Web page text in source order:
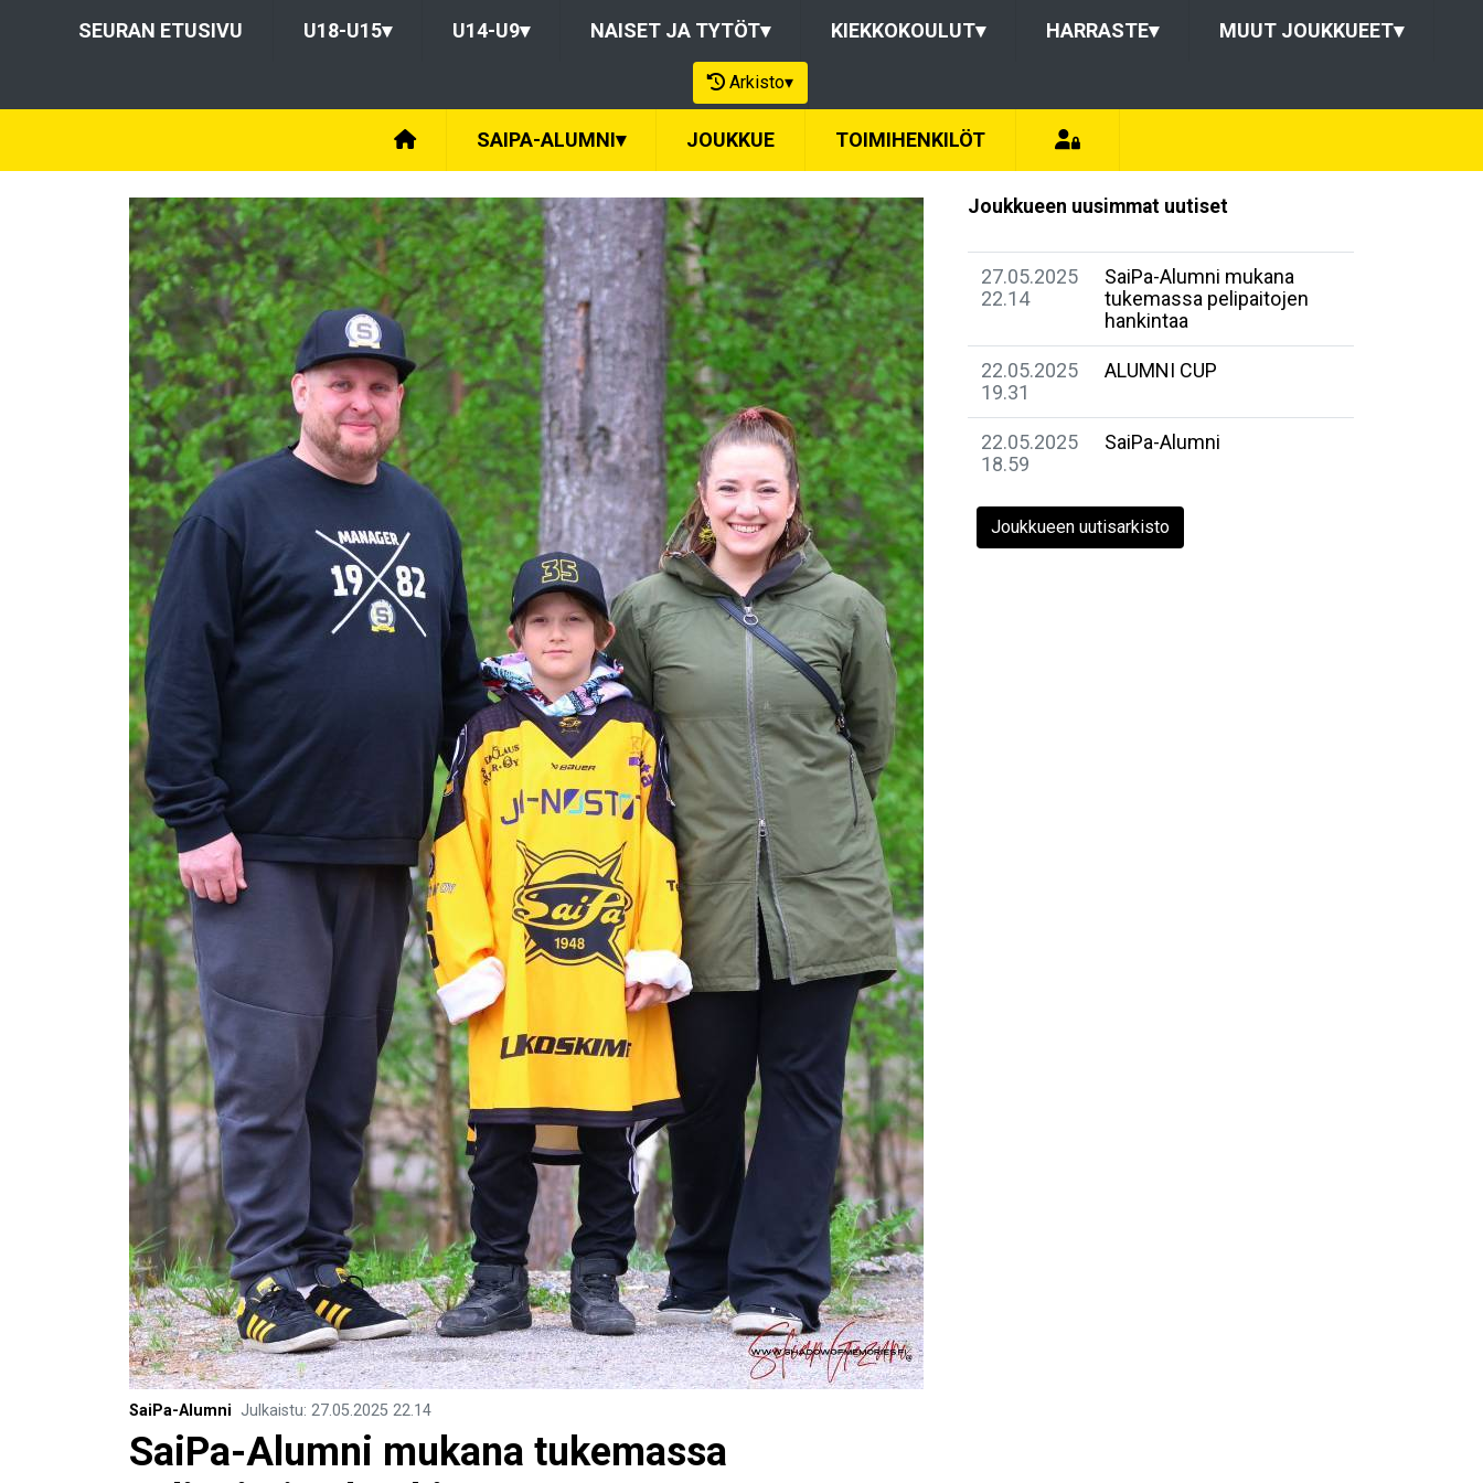
SEURAN ETUSIVU U18-U15▾ U14-U9▾ NAISET JA TYTÖT▾ KIEKKOKOULUT▾ HARRASTE▾ MUUT JOUKKUEET▾
Arkisto▾
SAIPA-ALUMNI▾ JOUKKUE TOIMIHENKILÖT
SaiPa-Alumni Julkaistu: 27.05.2025 22.14
SaiPa-Alumni mukana tukemassa
Joukkueen uusimmat uutiset
27.05.2025
22.14
SaiPa-Alumni mukana
tukemassa pelipaitojen
hankintaa
22.05.2025
19.31
ALUMNI CUP
22.05.2025
18.59
SaiPa-Alumni
Joukkueen uutisarkisto